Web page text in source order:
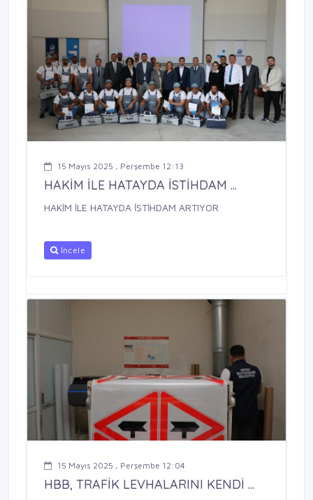
15 Mayıs 2025 , Perşembe 12:13
HAKİM İLE HATAYDA İSTİHDAM ...
HAKİM İLE HATAYDA İSTİHDAM ARTIYOR
İncele
15 Mayıs 2025 , Perşembe 12:04
HBB, TRAFİK LEVHALARINI KENDİ ...